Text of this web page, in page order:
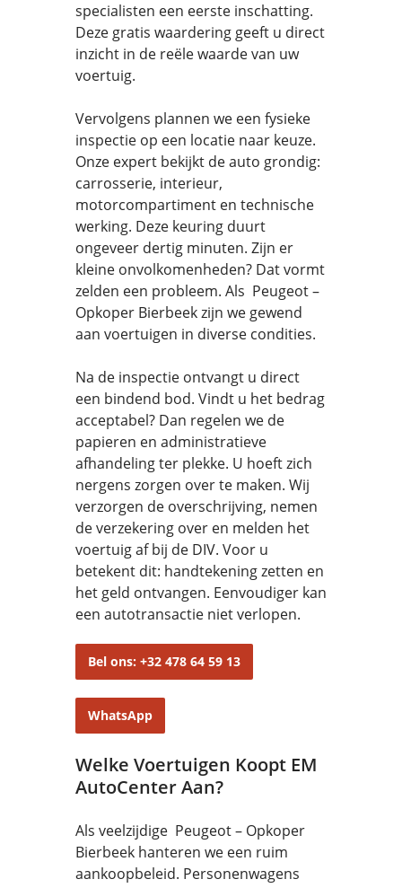
specialisten een eerste inschatting.
Deze gratis waardering geeft u direct
inzicht in de reële waarde van uw
voertuig.
Vervolgens plannen we een fysieke
inspectie op een locatie naar keuze.
Onze expert bekijkt de auto grondig:
carrosserie, interieur,
motorcompartiment en technische
werking. Deze keuring duurt
ongeveer dertig minuten. Zijn er
kleine onvolkomenheden? Dat vormt
zelden een probleem. Als Peugeot –
Opkoper Bierbeek zijn we gewend
aan voertuigen in diverse condities.
Na de inspectie ontvangt u direct
een bindend bod. Vindt u het bedrag
acceptabel? Dan regelen we de
papieren en administratieve
afhandeling ter plekke. U hoeft zich
nergens zorgen over te maken. Wij
verzorgen de overschrijving, nemen
de verzekering over en melden het
voertuig af bij de DIV. Voor u
betekent dit: handtekening zetten en
het geld ontvangen. Eenvoudiger kan
een autotransactie niet verlopen.
Bel ons: +32 478 64 59 13
WhatsApp
Welke Voertuigen Koopt EM
AutoCenter Aan?
Als veelzijdige Peugeot – Opkoper
Bierbeek hanteren we een ruim
aankoopbeleid. Personenwagens